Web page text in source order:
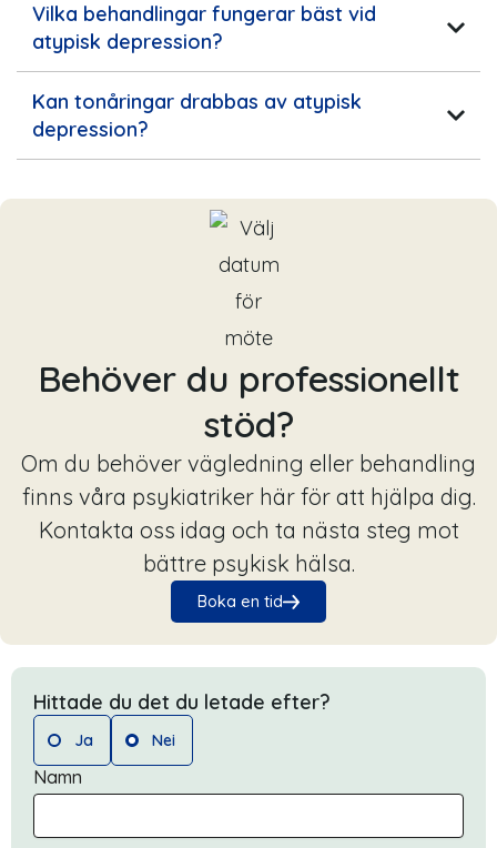
Vilka behandlingar fungerar bäst vid
atypisk depression?
Kan tonåringar drabbas av atypisk
depression?
Behöver du professionellt
stöd?
Om du behöver vägledning eller behandling
finns våra psykiatriker här för att hjälpa dig.
Kontakta oss idag och ta nästa steg mot
bättre psykisk hälsa.
Boka en tid
Hittade du det du letade efter?
Ja Nei
Namn